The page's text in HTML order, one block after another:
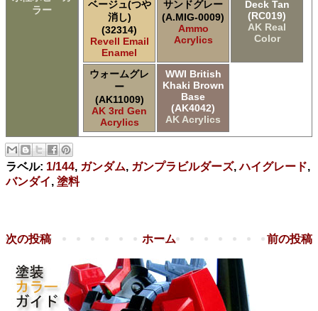
ラー
ベージュ(つや
消し)
(32314)
Revell Email
Enamel
サンドグレー
(A.MIG-0009)
Ammo
Acrylics
Deck Tan
(RC019)
AK Real
Color
ウォームグレ
ー
(AK11009)
AK 3rd Gen
Acrylics
WWI British
Khaki Brown
Base
(AK4042)
AK Acrylics
ラベル: 1/144, ガンダム, ガンプラビルダーズ,ハイグレード,
バンダイ, 塗料
次の投稿 前の投稿
ホーム